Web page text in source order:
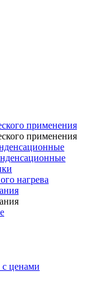
применения
применения
нагрева
с ценами